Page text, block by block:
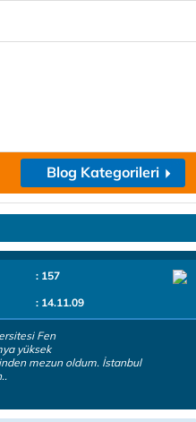
Blog Kategorileri
: 157
: 14.11.09
Fen
yüksek
mezun oldum. İstanbul